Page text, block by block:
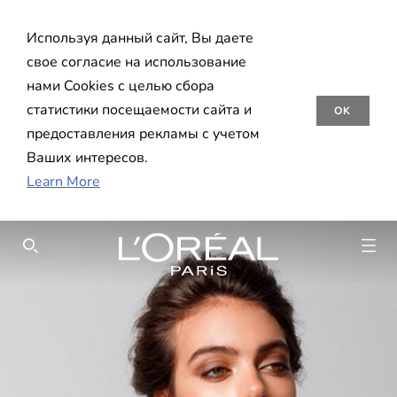
Используя данный сайт, Вы даете
свое согласие на использование
нами Cookies с целью сбора
статистики посещаемости сайта и
предоставления рекламы с учетом
Ваших интересов.
Learn More
OK
SEARCH THIS SITE